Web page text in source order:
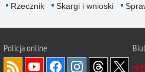
Rzecznik Skargi i wnioski
Policjaonline